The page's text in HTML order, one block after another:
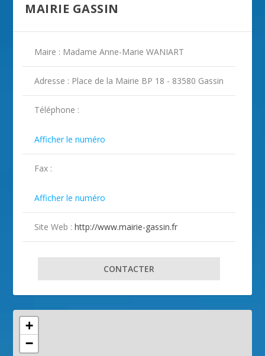
ILLUSTRATION GASSIN ( 2 )
ILLUSTRATION GASSIN ( 3 )
ILLUSTRATION GASSIN ( 4 )
ILLUSTRATION GASSIN ( 5 )
ILLUSTRATION GASSIN ( 6 )
ILLUSTRATION GASSIN ( 7 )
ILLUSTRATION GASSIN ( 8 )
ILLUSTRATION GASSIN ( 9 )
MAIRIE GASSIN
Maire : Madame Anne-Marie WANIART
Adresse : Place de la Mairie BP 18 - 83580 Gassin
Téléphone :
Afficher le numéro
Fax :
Afficher le numéro
Site Web :http://www.mairie-gassin.fr
CONTACTER
+
−